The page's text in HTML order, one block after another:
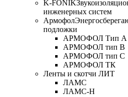
K-FONIK
инженерных систем
Армофол
подложки
АРМОФОЛ Тип А
АРМОФОЛ тип В
АРМОФОЛ тип C
АРМОФОЛ ТК
Ленты и скотчи ЛИТ
ЛАМС
ЛАМС-Н